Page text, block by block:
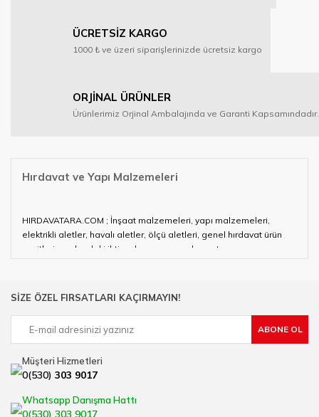
ÜCRETSİZ KARGO
1000 ₺ ve üzeri siparişlerinizde ücretsiz kargo
ORJİNAL ÜRÜNLER
Ürünlerimiz Orjinal Ambalajında ve Garanti Kapsamındadır.
Hırdavat ve Yapı Malzemeleri
HIRDAVATARA.COM ; İnşaat malzemeleri, yapı malzemeleri,
elektrikli aletler, havalı aletler, ölçü aletleri, genel hırdavat ürün
çeşitleri ve alandaki ihtiyaçlarınızın neredeyse tamamını
çalışan HIRDAVATARA.COM geniş ürün yelpazesi ile siz değerli
Ülkemizde özellikle gelişen sanayi, inşaat ve fabrikalaşma
çözümü üreten bir çok firmadan biri olan HIRDAVATARA.COM
sektörde artan rekabet doğrultusunda en uygun ve hızlı temin
Ürün çeşitliliğimizden bazıları ; Bi-metal panç, pense, matkap
SİZE ÖZEL FIRSATLARI KAÇIRMAYIN!
ABONE OL
Müşteri Hizmetleri
0(530) 303 9017
Whatsapp Danışma Hattı
0(530) 303 9017